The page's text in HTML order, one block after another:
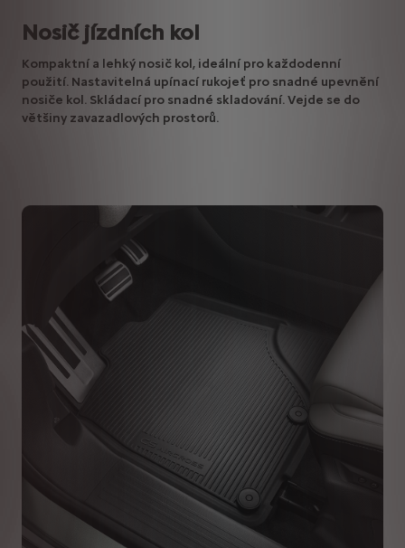
Nosič jízdních kol
Kompaktní a lehký nosič kol, ideální pro každodenní
použití. Nastavitelná upínací rukojeť pro snadné upevnění
nosiče kol. Skládací pro snadné skladování. Vejde se do
většiny zavazadlových prostorů.